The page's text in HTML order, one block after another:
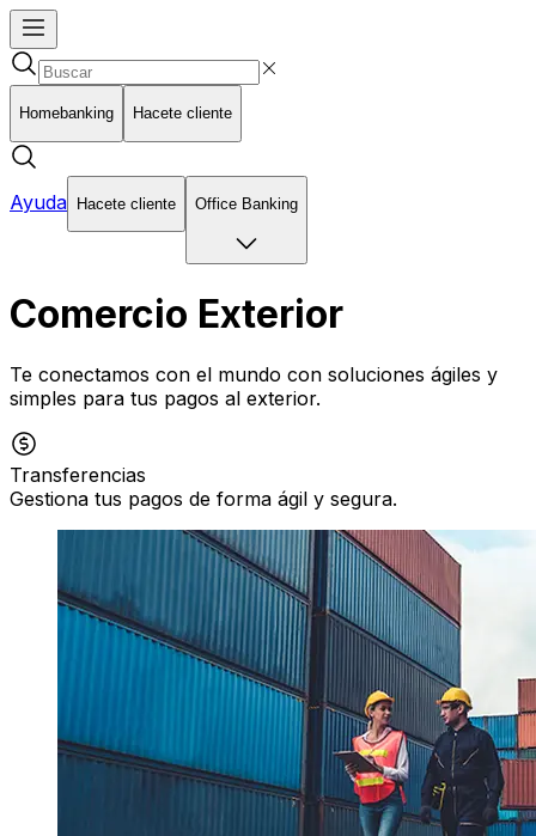
Homebanking Hacete cliente
Ayuda Hacete cliente Office Banking
Comercio Exterior
Te conectamos con el mundo con soluciones ágiles y
simples para tus pagos al exterior.
Transferencias
Gestiona tus pagos de forma ágil y segura.